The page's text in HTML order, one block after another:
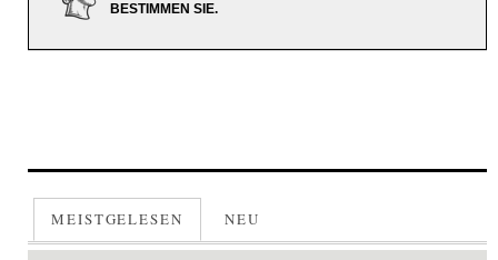
BESTIMMEN SIE.
MEISTGELESEN NEU